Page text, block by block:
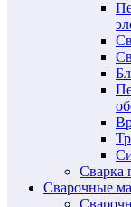
Сварка
Сварочные